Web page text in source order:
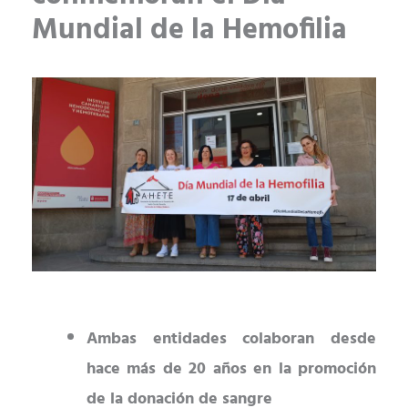
Mundial de la Hemofilia
Ambas entidades colaboran desde
hace más de 20 años en la promoción
de la donación de sangre